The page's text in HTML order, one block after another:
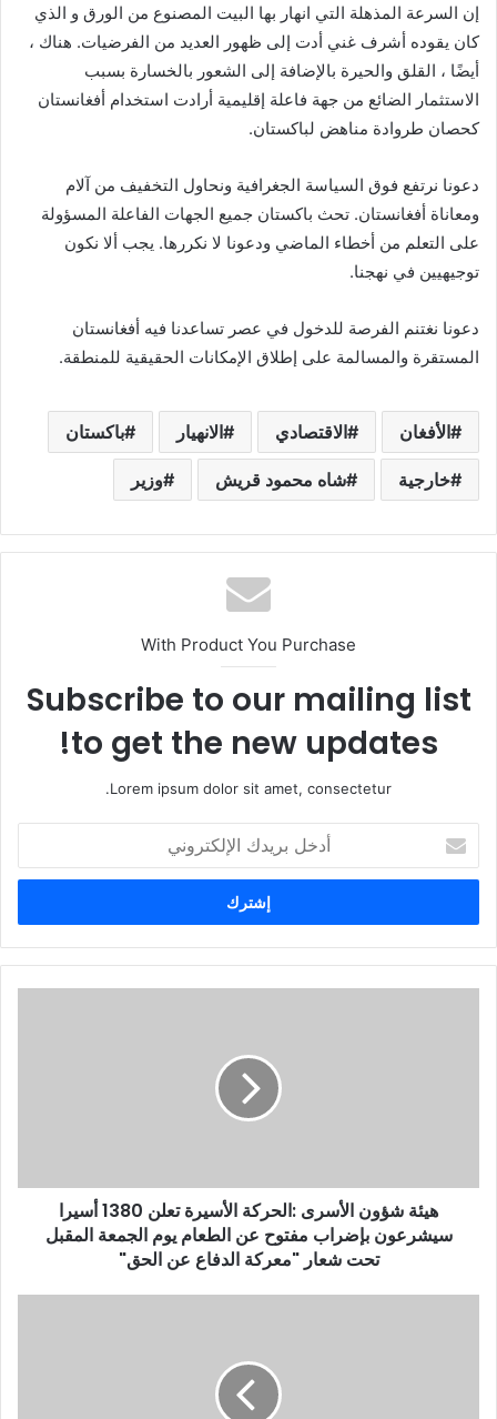
إن السرعة المذهلة التي انهار بها البيت المصنوع من الورق و الذي
كان يقوده أشرف غني أدت إلى ظهور العديد من الفرضيات. هناك ،
أيضًا ، القلق والحيرة بالإضافة إلى الشعور بالخسارة بسبب
الاستثمار الضائع من جهة فاعلة إقليمية أرادت استخدام أفغانستان
كحصان طروادة مناهض لباكستان.
دعونا نرتفع فوق السياسة الجغرافية ونحاول التخفيف من آلام
ومعاناة أفغانستان. تحث باكستان جميع الجهات الفاعلة المسؤولة
على التعلم من أخطاء الماضي ودعونا لا نكررها. يجب ألا نكون
توجيهيين في نهجنا.
دعونا نغتنم الفرصة للدخول في عصر تساعدنا فيه أفغانستان
المستقرة والمسالمة على إطلاق الإمكانات الحقيقية للمنطقة.
الأفغان الاقتصادي الانهيار باكستان
خارجية شاه محمود قريش وزير
With Product You Purchase
Subscribe to our mailing list
to get the new updates!
Lorem ipsum dolor sit amet, consectetur.
خ
ب
ر
ر
هيئة شؤون الأسرى :الحركة الأسيرة تعلن 1380 أسيرا
سيشرعون بإضراب مفتوح عن الطعام يوم الجمعة المقبل
تحت شعار "معركة الدفاع عن الحق"